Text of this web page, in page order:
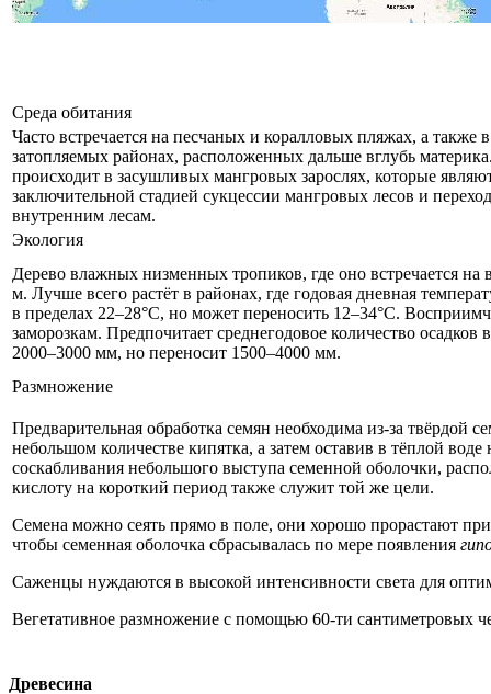
Среда обитания
Часто встречается на песчаных и коралловых пляжах, а также
затопляемых районах, расположенных дальше вглубь
происходит в засушливых мангровых зарослях, которые
заключительной стадией сукцессии мангровых лесов и
внутренним лесам.
Экология
Дерево влажных низменных тропиков, где оно встречается на
м. Лучше всего растёт в районах, где годовая дневная
в пределах 22–28°C, но может переносить 12–34°C.
заморозкам. Предпочитает среднегодовое количество осадков
2000–3000 мм, но переносит 1500–4000 мм.
Размножение
Предварительная обработка семян необходима из-за твёрдой
небольшом количестве кипятка, а затем оставив в тёплой
соскабливания небольшого выступа семенной оболочки,
кислоту на короткий период также служит той же цели.
Семена можно сеять прямо в поле, они хорошо прорастают
чтобы семенная оболочка сбрасывалась по мере появления
Саженцы нуждаются в высокой интенсивности света для
Вегетативное размножение с помощью 60-ти сантиметровых
Древесина